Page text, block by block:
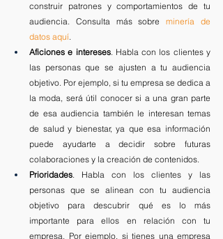
construir patrones y comportamientos de tu
audiencia. Consulta más sobre minería de
datos aquí
Aficiones e intereses. Habla con los clientes y
las personas que se ajusten a tu audiencia
objetivo. Por ejemplo, si tu empresa se dedica a
la moda, será útil conocer si a una gran parte
de esa audiencia también le interesan temas
de salud y bienestar, ya que esa información
puede ayudarte a decidir sobre futuras
colaboraciones y la creación de contenidos.
Prioridades . Habla con los clientes y las
personas que se alinean con tu audiencia
objetivo para descubrir qué es lo más
importante para ellos en relación con tu
empresa. Por ejemplo, si tienes una empresa